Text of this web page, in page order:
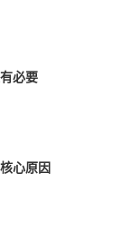
必要
心原因